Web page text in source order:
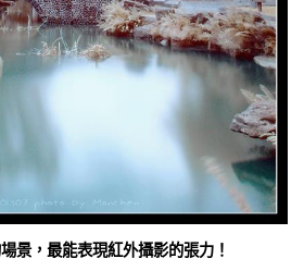
景，最能表現紅外攝影的張力！